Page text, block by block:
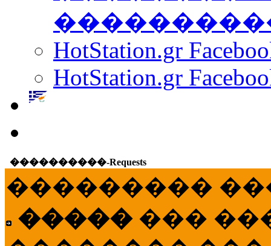
HotStation.gr
HotStation.gr
����������-Requests
���������
����� ���